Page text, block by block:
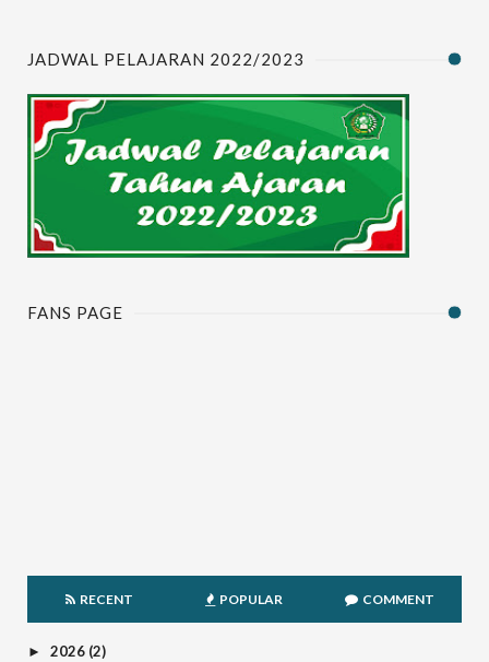
JADWAL PELAJARAN 2022/2023
FANS PAGE
RECENT POPULAR COMMENT
► 2026 (2)